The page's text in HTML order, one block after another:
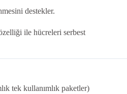
destekler.
ile hücreleri serbest
tek kullanımlık paketler)